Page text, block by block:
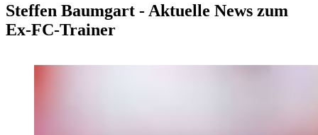
Steffen Baumgart - Aktuelle News zum
Ex-FC-Trainer